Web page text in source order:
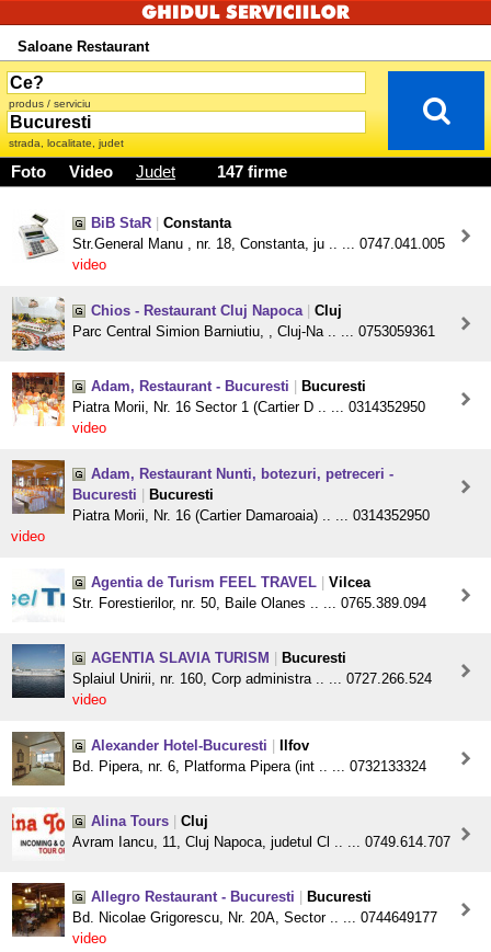
Saloane Restaurant
produs / serviciu
strada, localitate, judet
Foto Video Judet 147 firme
BiB StaR
Constanta
Str.General Manu , nr. 18, Constanta, ju .. ... 0747.041.005
video
Chios - Restaurant Cluj Napoca
Cluj
Parc Central Simion Barniutiu, , Cluj-Na .. ... 0753059361
Adam, Restaurant - Bucuresti
Bucuresti
Piatra Morii, Nr. 16 Sector 1 (Cartier D .. ... 0314352950
video
Adam, Restaurant Nunti, botezuri, petreceri -
Bucuresti
Bucuresti
Piatra Morii, Nr. 16 (Cartier Damaroaia) .. ... 0314352950
video
Agentia de Turism FEEL TRAVEL
Vilcea
Str. Forestierilor, nr. 50, Baile Olanes .. ... 0765.389.094
AGENTIA SLAVIA TURISM
Bucuresti
Splaiul Unirii, nr. 160, Corp administra .. ... 0727.266.524
video
Alexander Hotel-Bucuresti
Ilfov
Bd. Pipera, nr. 6, Platforma Pipera (int .. ... 0732133324
Alina Tours
Cluj
Avram Iancu, 11, Cluj Napoca, judetul Cl .. ... 0749.614.707
Allegro Restaurant - Bucuresti
Bucuresti
Bd. Nicolae Grigorescu, Nr. 20A, Sector .. ... 0744649177
video